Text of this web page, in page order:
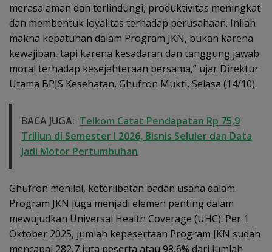
merasa aman dan terlindungi, produktivitas meningkat
dan membentuk loyalitas terhadap perusahaan. Inilah
makna kepatuhan dalam Program JKN, bukan karena
kewajiban, tapi karena kesadaran dan tanggung jawab
moral terhadap kesejahteraan bersama,” ujar Direktur
Utama BPJS Kesehatan, Ghufron Mukti, Selasa (14/10).
BACA JUGA: Telkom Catat Pendapatan Rp 75,9
Triliun di Semester I 2026, Bisnis Seluler dan Data
Jadi Motor Pertumbuhan
Ghufron menilai, keterlibatan badan usaha dalam
Program JKN juga menjadi elemen penting dalam
mewujudkan Universal Health Coverage (UHC). Per 1
Oktober 2025, jumlah kepesertaan Program JKN sudah
mencapai 282,7 juta peserta atau 98,6% dari jumlah